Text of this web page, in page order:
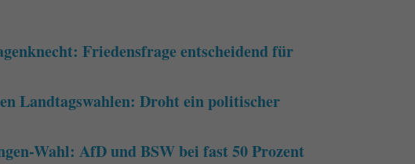
Friedensfrage entscheidend für
Landtagswahlen: Droht ein politischer
Wahl: AfD und BSW bei fast 50 Prozent